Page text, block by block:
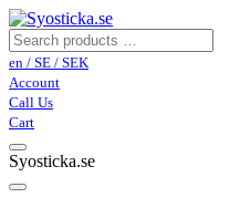
en / SE / SEK
Account
Call Us
Cart
Syosticka.se